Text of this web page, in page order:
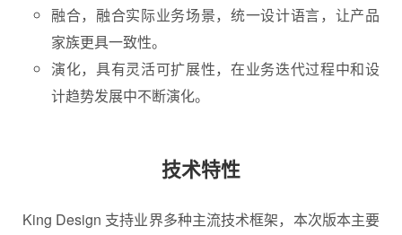
融合，融合实际业务场景，统一设计语言，让产品
家族更具一致性。
演化，具有灵活可扩展性，在业务迭代过程中和设
计趋势发展中不断演化。
技术特性
King Design 支持业界多种主流技术框架，本次版本主要